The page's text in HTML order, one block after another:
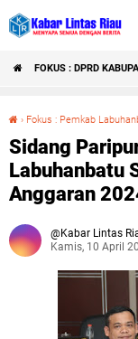
FOKUS : DPRD
› Fokus : Pemkab
Sidang
Labuhanbatu
Anggaran
Kabar Lintas
Kamis, 10 April